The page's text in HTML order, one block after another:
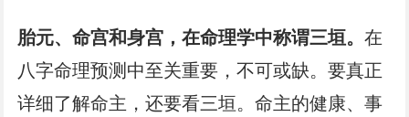
胎元、命宫和身宫，在命理学中称谓三垣。在
八字命理预测中至关重要，不可或缺。要真正
详细了解命主，还要看三垣。命主的健康、事